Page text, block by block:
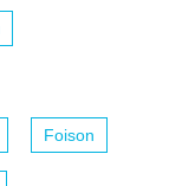
Foison